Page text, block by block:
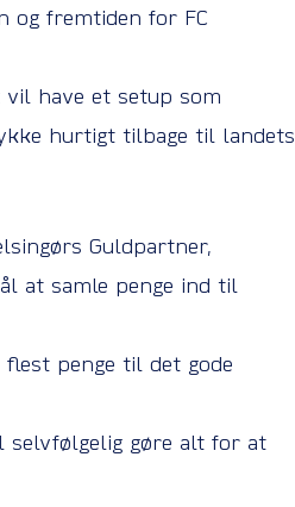
og fremtiden for FC
have et setup som
hurtigt tilbage til landets
Guldpartner,
at samle penge ind til
penge til det gode
selvfølgelig gøre alt for at